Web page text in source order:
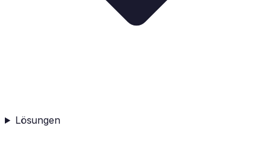
Lösungen